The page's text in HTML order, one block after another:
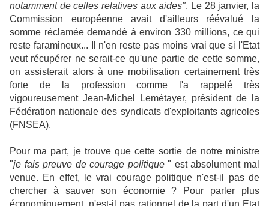
notamment de celles relatives aux aides". Le 28 janvier, la
Commission européenne avait d'ailleurs réévalué la
somme réclamée demandé à environ 330 millions, ce qui
reste faramineux... Il n'en reste pas moins vrai que si l'Etat
veut récupérer ne serait-ce qu'une partie de cette somme,
on assisterait alors à une mobilisation certainement très
forte de la profession comme l'a rappelé très
vigoureusement Jean-Michel Lemétayer, président de la
Fédération nationale des syndicats d'exploitants agricoles
(FNSEA).
Pour ma part, je trouve que cette sortie de notre ministre
"je fais preuve de courage politique" est absolument mal
venue. En effet, le vrai courage politique n'est-il pas de
chercher à sauver son économie ? Pour parler plus